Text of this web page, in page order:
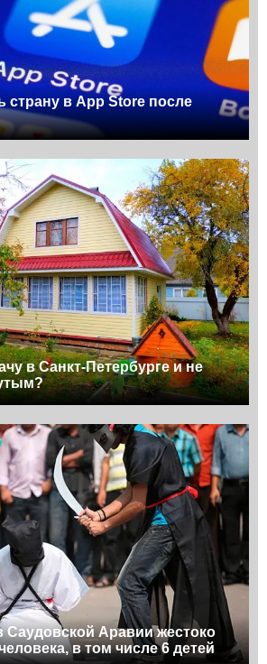
страну в App Store после
в Санкт-Петербурге и не
Саудовской Аравии жестоко
в том числе 6 детей